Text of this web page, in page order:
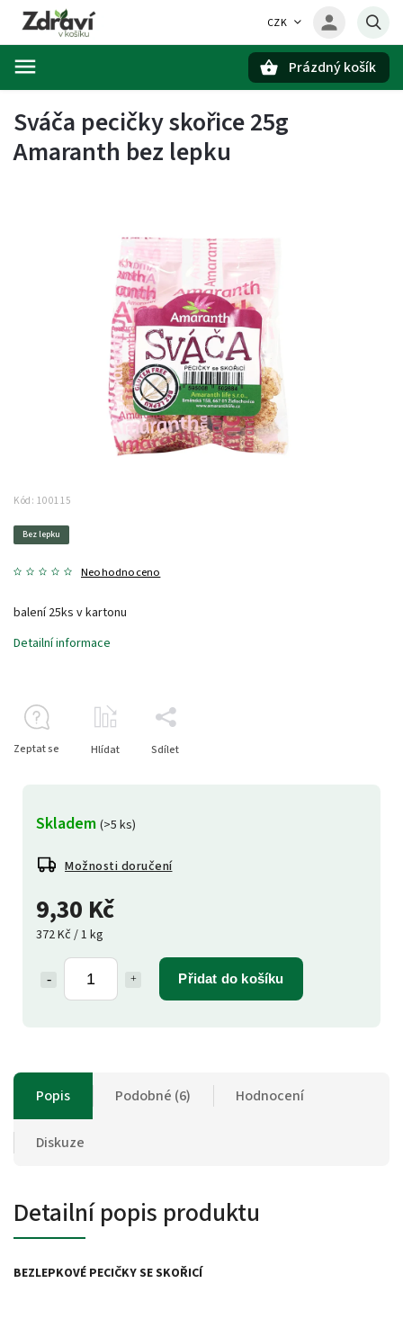
CZK
Prázdný košík
Sváča pecičky skořice 25g
Amaranth bez lepku
Kód: 100115
Bez lepku
Neohodnoceno
9,30 Kč
372 Kč / 1 kg
Přidat do košíku
Skladem (>5 ks)
Možnosti doručení
balení 25ks v kartonu
Detailní informace
Zeptat se Hlídat Sdílet
Popis Podobné (6) Hodnocení
Diskuze
Detailní popis produktu
BEZLEPKOVÉ PECIČKY SE SKOŘICÍ